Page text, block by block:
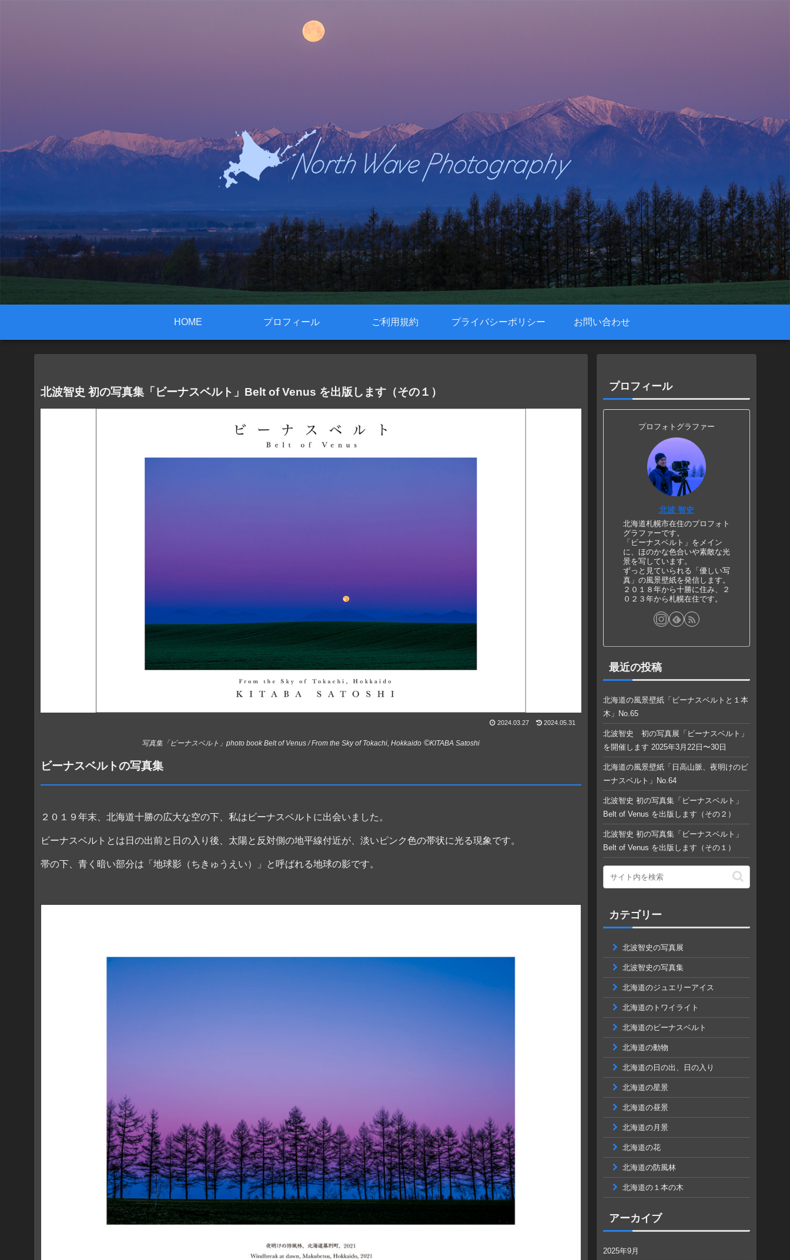
HOME プロフィール ご利用規約 プライバシーポリシー お問い合わせ
北波智史 初の写真集「ビーナスベルト」Belt of Venus を出版します（その１）
2024.03.27 2024.05.31
写真集「ビーナスベルト」photo book Belt of Venus / From the Sky of Tokachi, Hokkaido ©KITABA Satoshi
ビーナスベルトの写真集
２０１９年末、北海道十勝の広大な空の下、私はビーナスベルトに出会いました。
ビーナスベルトとは日の出前と日の入り後、太陽と反対側の地平線付近が、淡いピンク色の帯状に光る現象です。
帯の下、青く暗い部分は「地球影（ちきゅうえい）」と呼ばれる地球の影です。
プロフィール
プロフォトグラファー
北波 智史
北海道札幌市在住のプロフォト
グラファーです。
「ビーナスベルト」をメイン
に、ほのかな色合いや素敵な光
景を写しています。
ずっと見ていられる「優しい写
真」の風景壁紙を発信します。
２０１８年から十勝に住み、２
０２３年から札幌在住です。
最近の投稿
北海道の風景壁紙「ビーナスベルトと１本
木」No.65
北波智史 初の写真展「ビーナスベルト」
を開催します 2025年3月22日〜30日
北海道の風景壁紙「日高山脈、夜明けのビ
ーナスベルト」No.64
北波智史 初の写真集「ビーナスベルト」
Belt of Venus を出版します（その２）
北波智史 初の写真集「ビーナスベルト」
Belt of Venus を出版します（その１）
カテゴリー
北波智史の写真展
北波智史の写真集
北海道のジュエリーアイス
北海道のトワイライト
北海道のビーナスベルト
北海道の動物
北海道の日の出、日の入り
北海道の星景
北海道の昼景
北海道の月景
北海道の花
北海道の防風林
北海道の１本の木
アーカイブ
2025年9月